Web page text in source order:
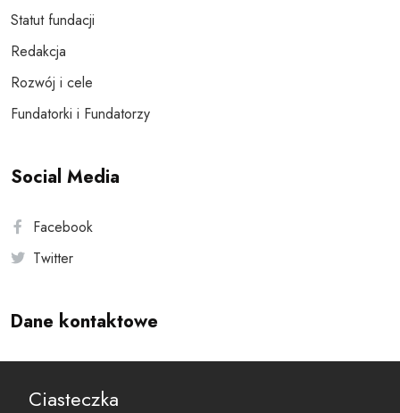
Statut fundacji
Redakcja
Rozwój i cele
Fundatorki i Fundatorzy
Social Media
Facebook
Twitter
Dane kontaktowe
reset@resetobywatelski.pl
Ciasteczka